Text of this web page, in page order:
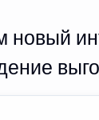
новый